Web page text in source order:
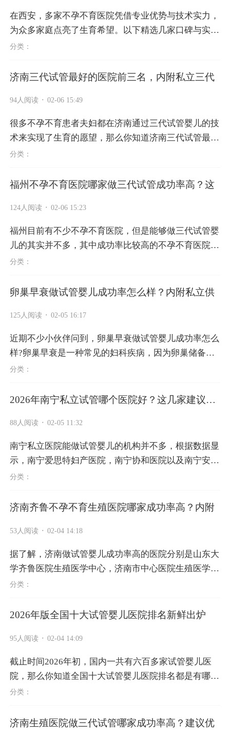
在西安，多家不孕不育医院凭借专业优势与技术实力，
为众多家庭点亮了生育希望。以下精选几家口碑与实力
兼备的医院，从技术亮点、临床数据到地址信息，助您
分类：
济南三代试管最好的医院前三名，内附私立三代
94人阅读 · 02-06 15:49
很多不孕不育患者夫妇都在济南通过三代试管婴儿的技
术来实现了生育的愿望，那么你知道济南三代试管最好
的医院前三名都有哪些吗?本文为大家详细介绍济南三
分类：
福州不孕不育医院哪家做三代试管成功率高？这
124人阅读 · 02-06 15:23
福州目前有不少不孕不育医院，但是能够做三代试管婴
儿的其实并不多，其中成功率比较高的不孕不育医院分
别是福建省妇幼保健院，联勤保障部队第九〇〇医院，
分类：
卵巢早衰做试管婴儿成功率怎么样？内附私立供
125人阅读 · 02-05 16:17
近期不少小伙伴问到，卵巢早衰做试管婴儿成功率怎么
样?卵巢早衰是一种常见的妇科疾病，因为卵巢储备功
能下降，导致卵子数量少，质量差，就会大幅度降低试
分类：
2026年南宁私立试管哪个医院好？这几家建议优
88人阅读 · 02-05 11:32
南宁私立医院能做试管婴儿的机构并不多，根据数据显
示，南宁爱思特妇产医院，南宁协和医院以及南宁安琪
妇产医院这三家做试管婴儿是比较有优势的。在团队，
分类：
济南齐鲁不孕不育生殖医院哪家成功率高？内附
53人阅读 · 02-04 14:18
据了解，济南做试管婴儿成功率高的医院分别是山东大
学齐鲁医院生殖医学中心，济南市中心医院生殖医学中
心以及山东省立医院生殖医学中心这三家，平均成功率
分类：
2026年版全国十大试管婴儿医院排名新鲜出炉
95人阅读 · 02-04 14:09
截止时间2026年初，国内一共有六百多家试管婴儿医
院，那么你知道全国十大试管婴儿医院排名都是有哪些
医院组成的吗?本文试管家助孕小编为大家整理了2026
分类：
济南生殖医院做三代试管哪家成功率高？建议优